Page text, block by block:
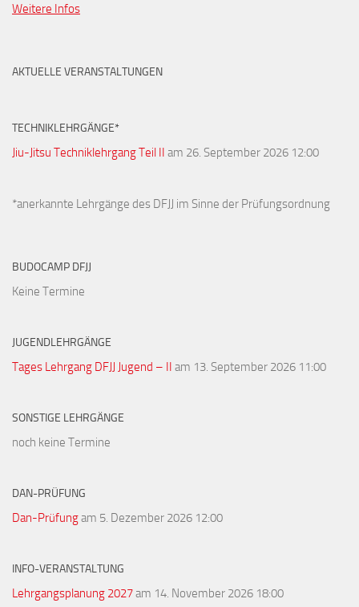
Weitere Infos
AKTUELLE VERANSTALTUNGEN
TECHNIKLEHRGÄNGE*
Jiu-Jitsu Techniklehrgang Teil II am 26. September 2026 12:00
*anerkannte Lehrgänge des DFJJ im Sinne der Prüfungsordnung
BUDOCAMP DFJJ
Keine Termine
JUGENDLEHRGÄNGE
Tages Lehrgang DFJJ Jugend – II am 13. September 2026 11:00
SONSTIGE LEHRGÄNGE
noch keine Termine
DAN-PRÜFUNG
Dan-Prüfungam 5. Dezember 2026 12:00
INFO-VERANSTALTUNG
Lehrgangsplanung 2027am 14. November 2026 18:00